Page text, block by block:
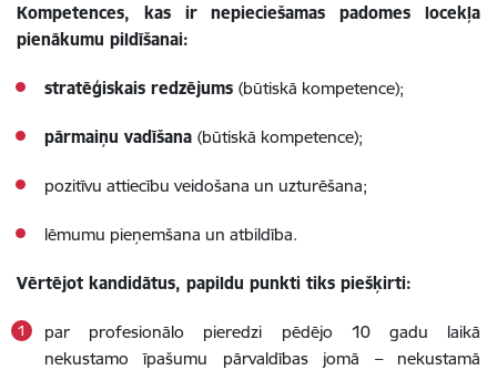
Kompetences, kas ir nepieciešamas padomes locekļa
pienākumu pildīšanai:
stratēģiskais redzējums (būtiskā kompetence);
pārmaiņu vadīšana (būtiskā kompetence);
pozitīvu attiecību veidošana un uzturēšana;
lēmumu pieņemšana un atbildība.
Vērtējot kandidātus, papildu punkti tiks piešķirti:
par profesionālo pieredzi pēdējo 10 gadu laikā
nekustamo īpašumu pārvaldības jomā – nekustamā